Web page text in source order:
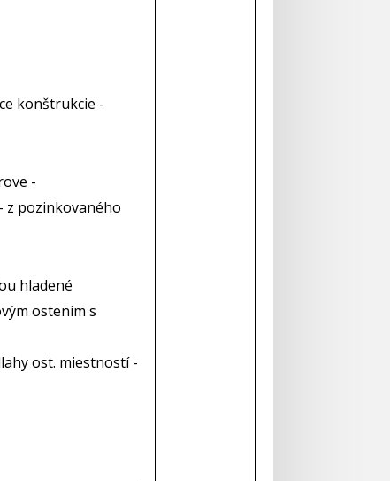
konštrukcie -
-
z pozinkovaného
hladené
ostením s
ost. miestností -